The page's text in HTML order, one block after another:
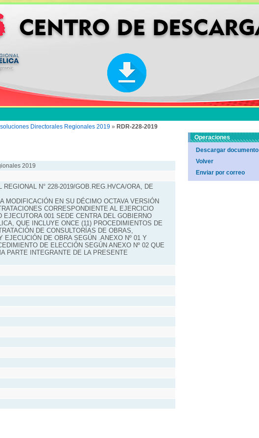
Directorales Regionales 2019 » RDR-228-2019
2019
REGIONAL N° 228-2019/GOB.REG.HVCA/ORA, DE
MODIFICACIÓN EN SU DÉCIMO OCTAVA VERSIÓN
CORRESPONDIENTE AL EJERCICIO
EJECUTORA 001 SEDE CENTRA DEL GOBIERNO
QUE INCLUYE ONCE (11) PROCEDIMIENTOS DE
DE CONSULTORÍAS DE OBRAS,
EJECUCIÓN DE OBRA SEGÚN .ANEXO Nº 01 Y
DE ELECCIÓN SEGÚN ANEXO Nº 02 QUE
PARTE INTEGRANTE DE LA PRESENTE
Operaciones
Descargar documento
Volver
Enviar por correo